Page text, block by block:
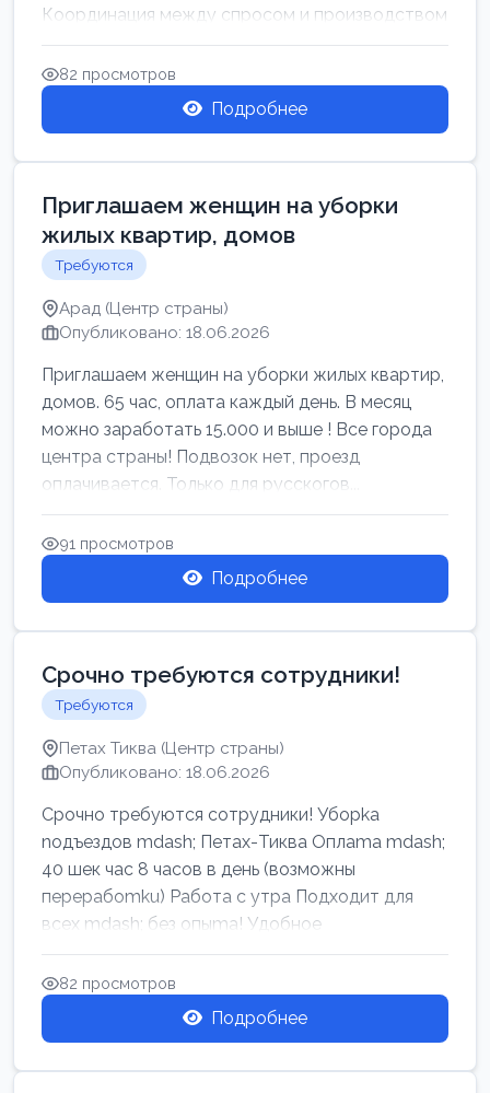
Координация между спросом и производством
для обеспечения своевр...
82 просмотров
Подробнее
Приглашаем женщин на уборки
жилых квартир, домов
Требуются
Арад (Центр страны)
Опубликовано: 18.06.2026
Приглашаем женщин на уборки жилых квартир,
домов. 65 час, оплата каждый день. В месяц
можно заработать 15.000 и выше ! Все города
центра страны! Подвозок нет, проезд
оплачивается. Только для русскогов...
91 просмотров
Подробнее
Срочно требуются сотрудники!
Требуются
Петах Тиква (Центр страны)
Опубликовано: 18.06.2026
Срочно требуются сотрудники! Убоpkа
noдъездов mdash; Петах-Тиква Оплаma mdash;
40 шек час 8 часов в день (возможны
перерабоmku) Работа с утpa Подходит для
всех mdash; без опыma! Удобное
раcnoложение Н...
82 просмотров
Подробнее